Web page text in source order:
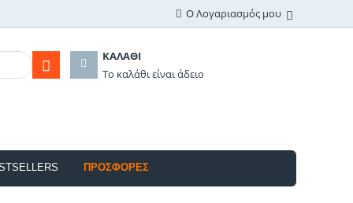
Ο Λογαριασμός μου
ΚΑΛΆΘΙ
Το καλάθι είναι άδειο
ΠΡΟΣΦΟΡΈΣ